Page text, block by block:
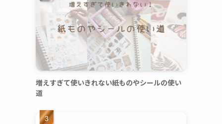
増えすぎて使いきれない紙ものやシールの使い
道